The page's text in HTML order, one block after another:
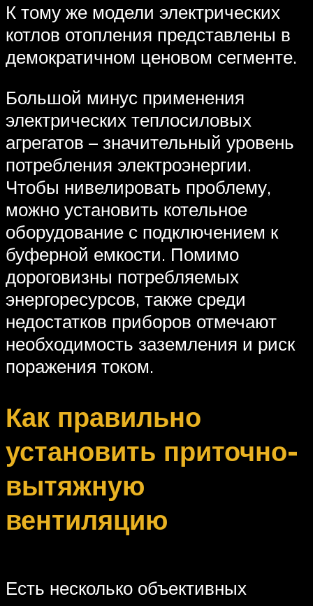
К тому же модели электрических
котлов отопления представлены в
демократичном ценовом сегменте.
Большой минус применения
электрических теплосиловых
агрегатов – значительный уровень
потребления электроэнергии.
Чтобы нивелировать проблему,
можно установить котельное
оборудование с подключением к
буферной емкости. Помимо
дороговизны потребляемых
энергоресурсов, также среди
недостатков приборов отмечают
необходимость заземления и риск
поражения током.
Как правильно
установить приточно-
вытяжную
вентиляцию
Есть несколько объективных